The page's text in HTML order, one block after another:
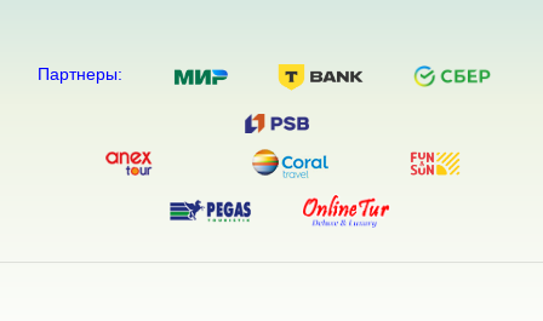
Партнеры: